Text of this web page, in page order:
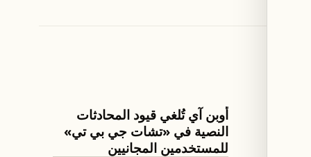
الذكاء الإصطناعي
أوبن آي تُلغي قيود المحادثات
النصية في «تشات جي بي تي»
للمستخدمين المجانيين